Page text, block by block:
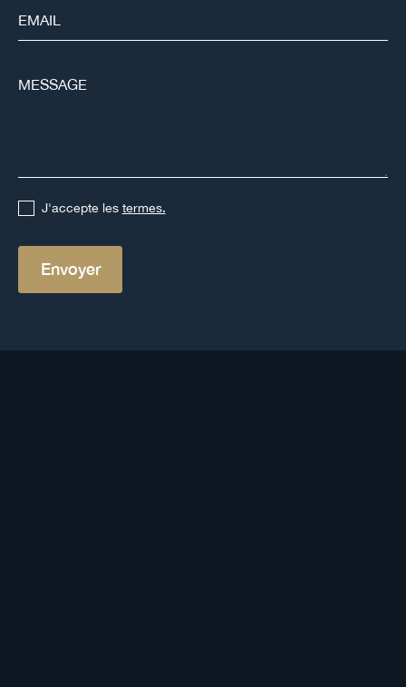
J'accepte les termes.